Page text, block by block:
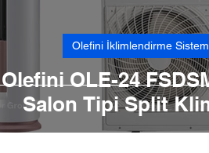
Olefini OLE-24
Salon Tipi Split
Olefini İklimlendirme